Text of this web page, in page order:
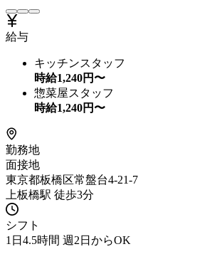
給与
キッチンスタッフ
時給1,240円〜
惣菜屋スタッフ
時給1,240円〜
勤務地
面接地
東京都板橋区常盤台4-21-7
上板橋駅 徒歩3分
シフト
1日4.5時間 週2日からOK